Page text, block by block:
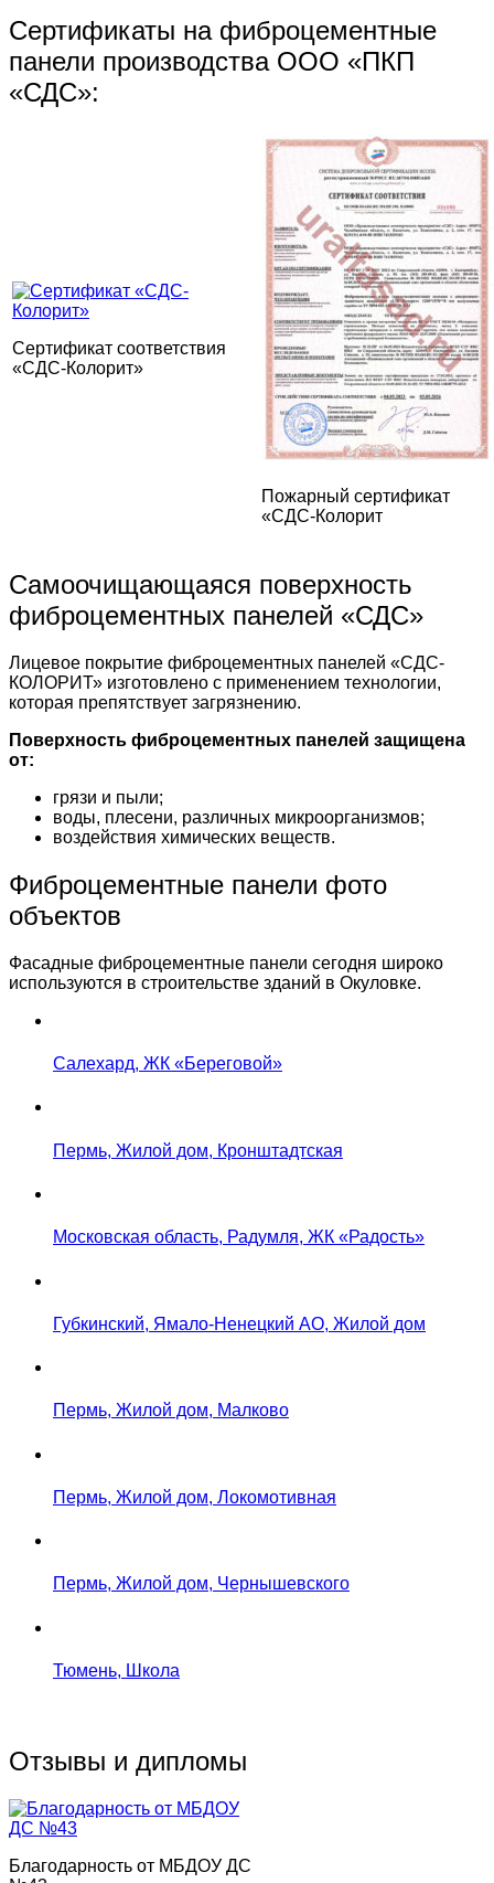
Сертификаты на фиброцементные
панели производства ООО «ПКП
«СДС»:
Сертификат соответствия
«СДС-Колорит»
Пожарный сертификат
«СДС-Колорит
Самоочищающаяся поверхность
фиброцементных панелей «СДС»
Лицевое покрытие фиброцементных панелей «СДС-
КОЛОРИТ» изготовлено с применением технологии,
которая препятствует загрязнению.
Поверхность фиброцементных панелей защищена
от:
грязи и пыли;
воды, плесени, различных микроорганизмов;
воздействия химических веществ.
Фиброцементные панели фото
объектов
Фасадные фиброцементные панели сегодня широко
используются в строительстве зданий в Окуловке.
Салехард, ЖК «Береговой»
Пермь, Жилой дом, Кронштадтская
Московская область, Радумля, ЖК «Радость»
Губкинский, Ямало-Ненецкий АО, Жилой дом
Пермь, Жилой дом, Малково
Пермь, Жилой дом, Локомотивная
Пермь, Жилой дом, Чернышевского
Тюмень, Школа
Отзывы и дипломы
Благодарность от МБДОУ ДС